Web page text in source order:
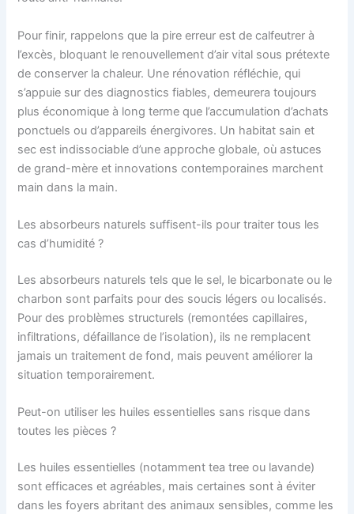
Pour finir, rappelons que la pire erreur est de calfeutrer à
l’excès, bloquant le renouvellement d’air vital sous prétexte
de conserver la chaleur. Une rénovation réfléchie, qui
s’appuie sur des diagnostics fiables, demeurera toujours
plus économique à long terme que l’accumulation d’achats
ponctuels ou d’appareils énergivores. Un habitat sain et
sec est indissociable d’une approche globale, où astuces
de grand-mère et innovations contemporaines marchent
main dans la main.
Les absorbeurs naturels suffisent-ils pour traiter tous les
cas d’humidité ?
Les absorbeurs naturels tels que le sel, le bicarbonate ou le
charbon sont parfaits pour des soucis légers ou localisés.
Pour des problèmes structurels (remontées capillaires,
infiltrations, défaillance de l’isolation), ils ne remplacent
jamais un traitement de fond, mais peuvent améliorer la
situation temporairement.
Peut-on utiliser les huiles essentielles sans risque dans
toutes les pièces ?
Les huiles essentielles (notamment tea tree ou lavande)
sont efficaces et agréables, mais certaines sont à éviter
dans les foyers abritant des animaux sensibles, comme les